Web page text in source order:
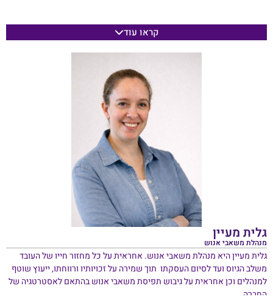
מדע בארץ.
בניהול ומדיניות בחינוך ותואר שלישי בניהול ומדיניות בחינוך מאוניברסיטת
קראו עוד
גלית מעיין
מנהלת משאבי אנוש
גלית מעיין היא מנהלת משאבי אנוש. אחראית על כל מחזור חייו של העובד
משלב הגיוס ועד לסיום העסקתו תוך שמירה על זכויותיו ורווחתו, ייעוץ שוטף
למנהלים וכן אחראית על גיבוש תפיסת משאבי אנוש בהתאם לאסטרטגיה של
החברה.